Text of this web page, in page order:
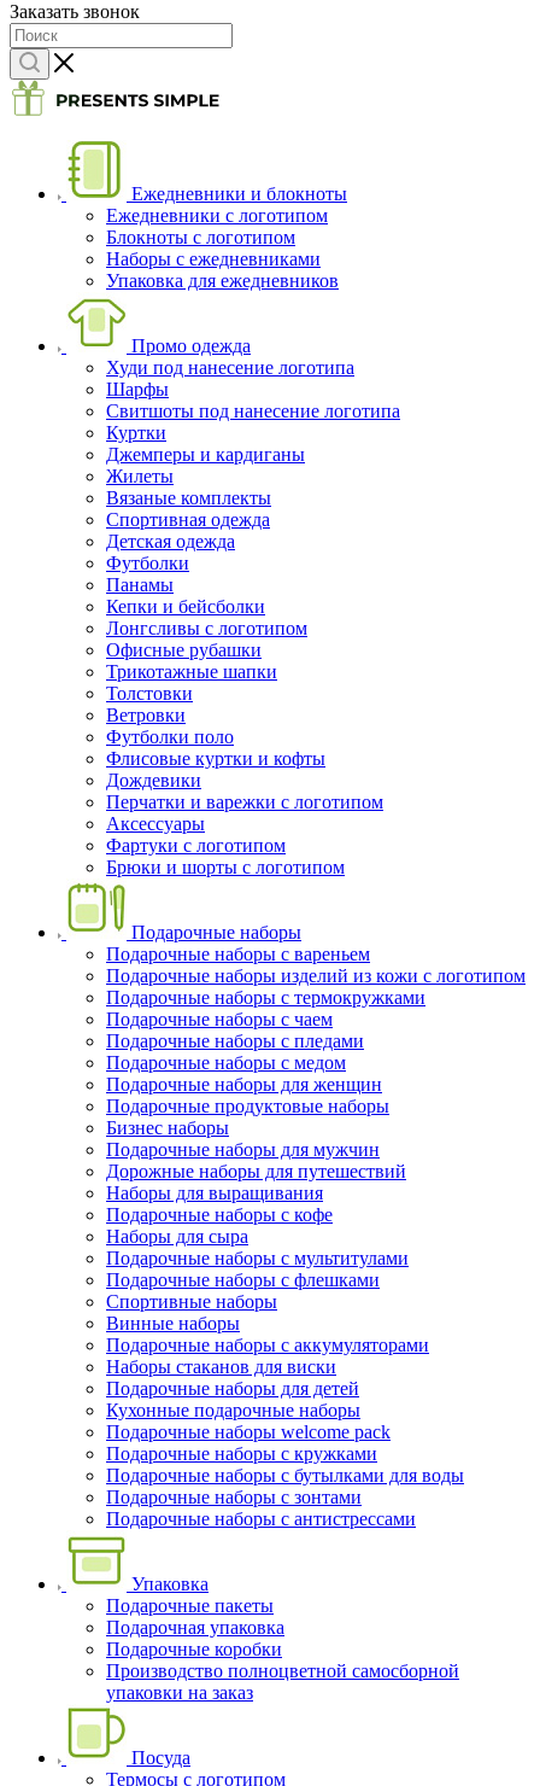
Заказать звонок
Ежедневники и блокноты
Ежедневники с логотипом
Блокноты с логотипом
Наборы с ежедневниками
Упаковка для ежедневников
Промо одежда
Худи под нанесение логотипа
Шарфы
Свитшоты под нанесение логотипа
Куртки
Джемперы и кардиганы
Жилеты
Вязаные комплекты
Спортивная одежда
Детская одежда
Футболки
Панамы
Кепки и бейсболки
Лонгсливы с логотипом
Офисные рубашки
Трикотажные шапки
Толстовки
Ветровки
Футболки поло
Флисовые куртки и кофты
Дождевики
Перчатки и варежки с логотипом
Аксессуары
Фартуки с логотипом
Брюки и шорты с логотипом
Подарочные наборы
Подарочные наборы с вареньем
Подарочные наборы изделий из кожи с логотипом
Подарочные наборы с термокружками
Подарочные наборы с чаем
Подарочные наборы с пледами
Подарочные наборы с медом
Подарочные наборы для женщин
Подарочные продуктовые наборы
Бизнес наборы
Подарочные наборы для мужчин
Дорожные наборы для путешествий
Наборы для выращивания
Подарочные наборы с кофе
Наборы для сыра
Подарочные наборы с мультитулами
Подарочные наборы с флешками
Спортивные наборы
Винные наборы
Подарочные наборы с аккумуляторами
Наборы стаканов для виски
Подарочные наборы для детей
Кухонные подарочные наборы
Подарочные наборы welcome pack
Подарочные наборы с кружками
Подарочные наборы с бутылками для воды
Подарочные наборы с зонтами
Подарочные наборы с антистрессами
Упаковка
Подарочные пакеты
Подарочная упаковка
Подарочные коробки
Производство полноцветной самосборной
упаковки на заказ
Посуда
Термосы с логотипом